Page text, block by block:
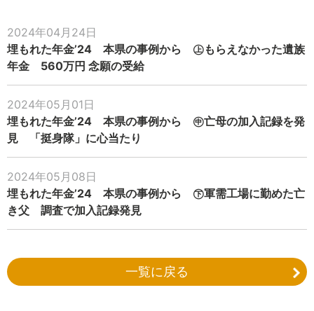
2024年04月24日
埋もれた年金’24 本県の事例から ㊤もらえなかった遺族
年金 560万円 念願の受給
2024年05月01日
埋もれた年金’24 本県の事例から ㊥亡母の加入記録を発
見 「挺身隊」に心当たり
2024年05月08日
埋もれた年金’24 本県の事例から ㊦軍需工場に勤めた亡
き父 調査で加入記録発見
一覧に戻る